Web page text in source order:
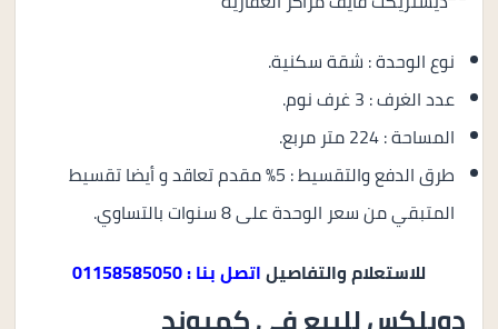
نوع الوحدة : شقة سكنية.
عدد الغرف : 3 غرف نوم.
المساحة : 224 متر مربع.
طرق الدفع والتقسيط : 5% مقدم تعاقد و أيضا تقسيط
المتبقي من سعر الوحدة على 8 سنوات بالتساوي.
للاستعلام والتفاصيلاتصل بنا : 01158585050